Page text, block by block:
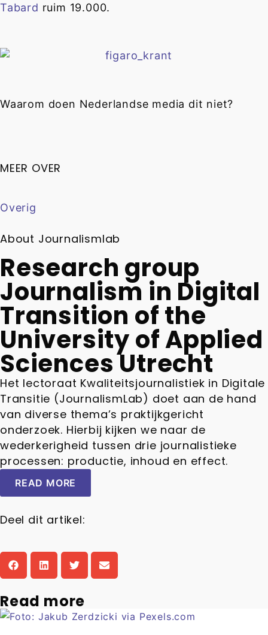
Tabard ruim 19.000.
Waarom doen Nederlandse media dit niet?
MEER OVER
Overig
About Journalismlab
Research group
Journalism in Digital
Transition of the
University of Applied
Sciences Utrecht
Het lectoraat Kwaliteitsjournalistiek in Digitale
Transitie (JournalismLab) doet aan de hand
van diverse thema’s praktijkgericht
onderzoek. Hierbij kijken we naar de
wederkerigheid tussen drie journalistieke
processen: productie, inhoud en effect.
READ MORE
Deel dit artikel:
Read more